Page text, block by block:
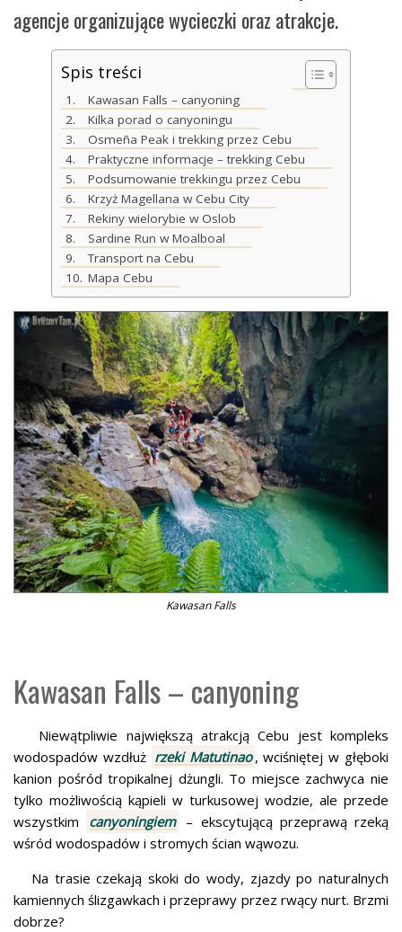
agencje organizujące wycieczki oraz atrakcje.
Spis treści
Kawasan Falls – canyoning
Kilka porad o canyoningu
Osmeña Peak i trekking przez Cebu
Praktyczne informacje – trekking Cebu
Podsumowanie trekkingu przez Cebu
Krzyż Magellana w Cebu City
Rekiny wielorybie w Oslob
Sardine Run w Moalboal
Transport na Cebu
Mapa Cebu
Kawasan Falls
Kawasan Falls – canyoning
Niewątpliwie największą atrakcją Cebu jest kompleks
wodospadów wzdłuż rzeki Matutinao , wciśniętej w głęboki
kanion pośród tropikalnej dżungli. To miejsce zachwyca nie
tylko możliwością kąpieli w turkusowej wodzie, ale przede
wszystkim
canyoningiem – ekscytującą przeprawą rzeką
wśród wodospadów i stromych ścian wąwozu.
Na trasie czekają skoki do wody, zjazdy po naturalnych
kamiennych ślizgawkach i przeprawy przez rwący nurt. Brzmi
dobrze?